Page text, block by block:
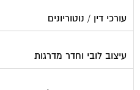
שיפוץ מבנים
שיפוצים בסנפלינג